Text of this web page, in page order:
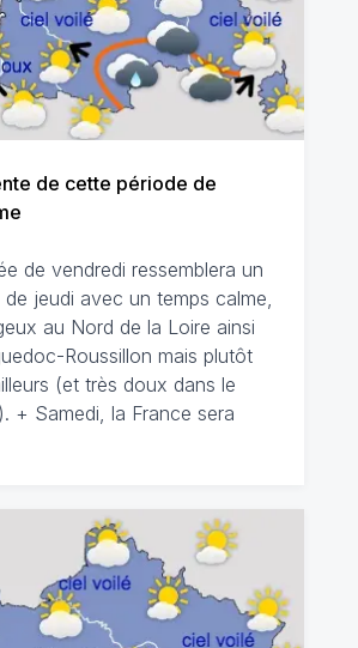
de cette période de
de vendredi ressemblera un
jeudi avec un temps calme,
au Nord de la Loire ainsi
Roussillon mais plutôt
(et très doux dans le
+ Samedi, la France sera